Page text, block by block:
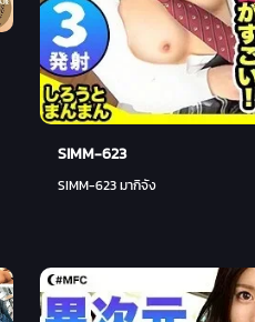
SIMM-623
SIMM-623 มากิจัง